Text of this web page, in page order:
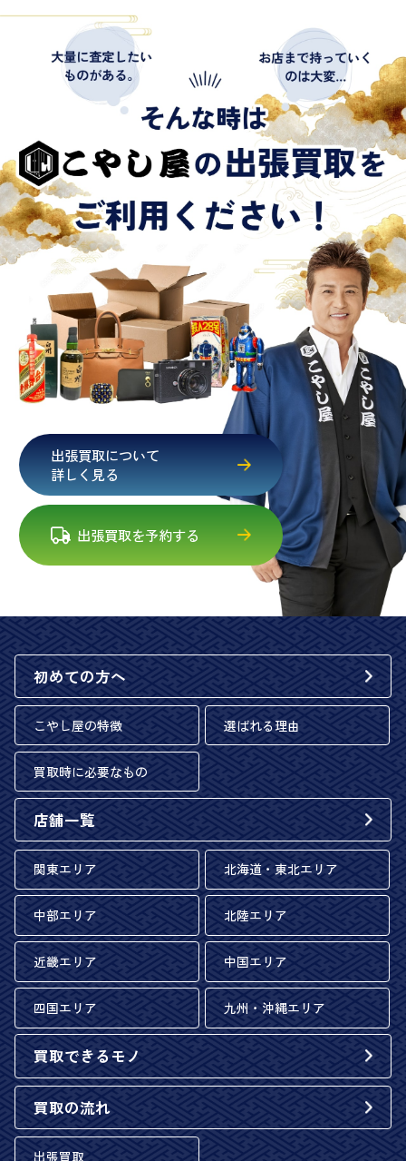
出張買取について
詳しく見る
出張買取を予約する
初めての方へ
こやし屋の特徴 選ばれる理由
買取時に必要なもの
店舗一覧
関東エリア 北海道・東北エリア
中部エリア 北陸エリア
近畿エリア 中国エリア
四国エリア 九州・沖縄エリア
買取できるモノ
買取の流れ
出張買取